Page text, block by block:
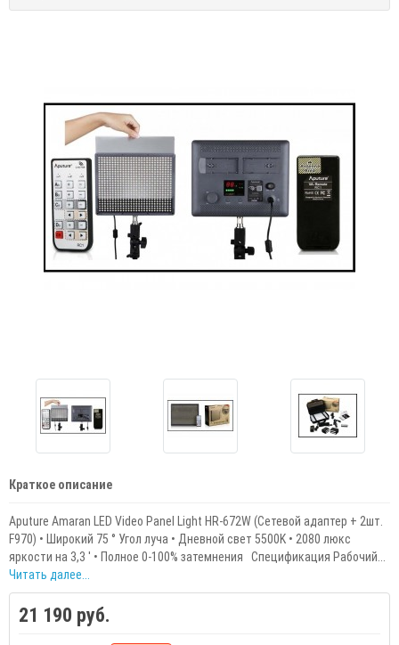
Краткое описание
Aputure Amaran LED Video Panel Light HR-672W (Сетевой адаптер + 2шт.
F970) • Широкий 75 ° Угол луча • Дневной свет 5500K • 2080 люкс
яркости на 3,3 ' • Полное 0-100% затемнения Спецификация Рабочий...
Читать далее...
21 190 руб.